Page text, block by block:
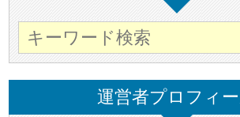
運営者プロフィ